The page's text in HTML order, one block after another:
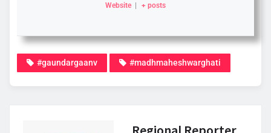
Website | + posts
#gaundargaanv #madhmaheshwarghati